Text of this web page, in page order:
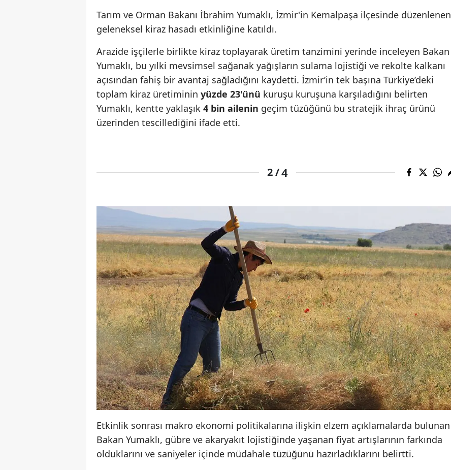
Tarım ve Orman Bakanı İbrahim Yumaklı, İzmir'in Kemalpaşa ilçesinde düzenlenen
geleneksel kiraz hasadı etkinliğine katıldı.
Arazide işçilerle birlikte kiraz toplayarak üretim tanzimini yerinde inceleyen Bakan
Yumaklı, bu yılki mevsimsel sağanak yağışların sulama lojistiği ve rekolte kalkanı
açısından fahiş bir avantaj sağladığını kaydetti. İzmir’in tek başına Türkiye’deki
toplam kiraz üretiminin yüzde 23'ünü kuruşu kuruşuna karşıladığını belirten
Yumaklı, kentte yaklaşık 4 bin ailenin geçim tüzüğünü bu stratejik ihraç ürünü
üzerinden tescillediğini ifade etti.
2 /4
Etkinlik sonrası makro ekonomi politikalarına ilişkin elzem açıklamalarda bulunan
Bakan Yumaklı, gübre ve akaryakıt lojistiğinde yaşanan fiyat artışlarının farkında
olduklarını ve saniyeler içinde müdahale tüzüğünü hazırladıklarını belirtti.